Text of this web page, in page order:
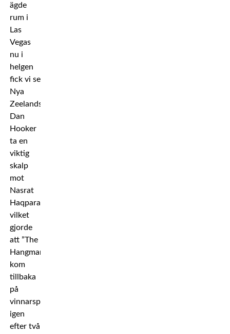
ägde
rum i
Las
Vegas
nu i
helgen
fick vi se
Nya
Zeelands
Dan
Hooker
ta en
viktig
skalp
mot
Nasrat
Haqparast,
vilket
gjorde
att ”The
Hangman”
kom
tillbaka
på
vinnarspåret
igen
efter två